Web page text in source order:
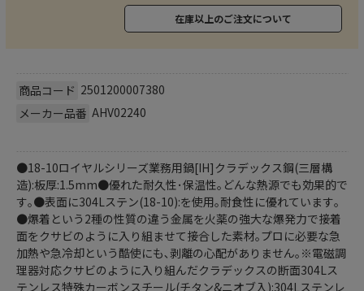
在庫以上のご注文について
商品コード 2501200007380
メーカー品番 AHV02240
●18-10ロイヤルシリーズ業務用鍋[IH]クラデックス鋼(三層構
造):板厚:1.5mm●優れた耐久性･保温性｡どんな熱源でも効果的で
す｡●表面に304Lステン(18-10):を使用｡耐食性に優れています｡
●爆着という2種の性質の違う金属を火薬の強大な爆発力で接着
面をクサビのように入り組ませて接合した素材｡プロに必要な急
加熱や急冷却という酷使にも､剥離の心配がありません｡※電磁調
理器対応クサビのように入り組んだクラデックスの断面304Lス
テンレス特殊カーボンスチール(チタン&ニオブ入):304Lステンレ